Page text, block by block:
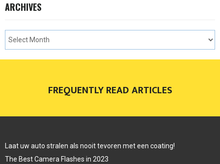
ARCHIVES
FREQUENTLY READ ARTICLES
Laat uw auto stralen als nooit tevoren met een coating!
The Best Camera Flashes in 2023